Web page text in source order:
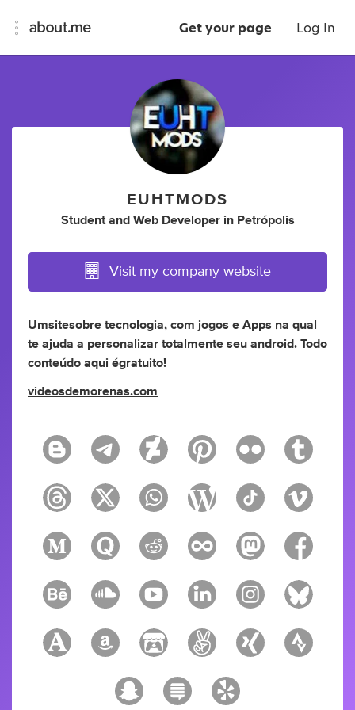
Get your page Log In
EUHTMODS
Student and Web Developer in Petrópolis
Visit my company website
Umsitesobre tecnologia, com jogos e Apps na qual
te ajuda a personalizar totalmente seu android. Todo
conteúdo aqui égratuito!
videosdemorenas.com